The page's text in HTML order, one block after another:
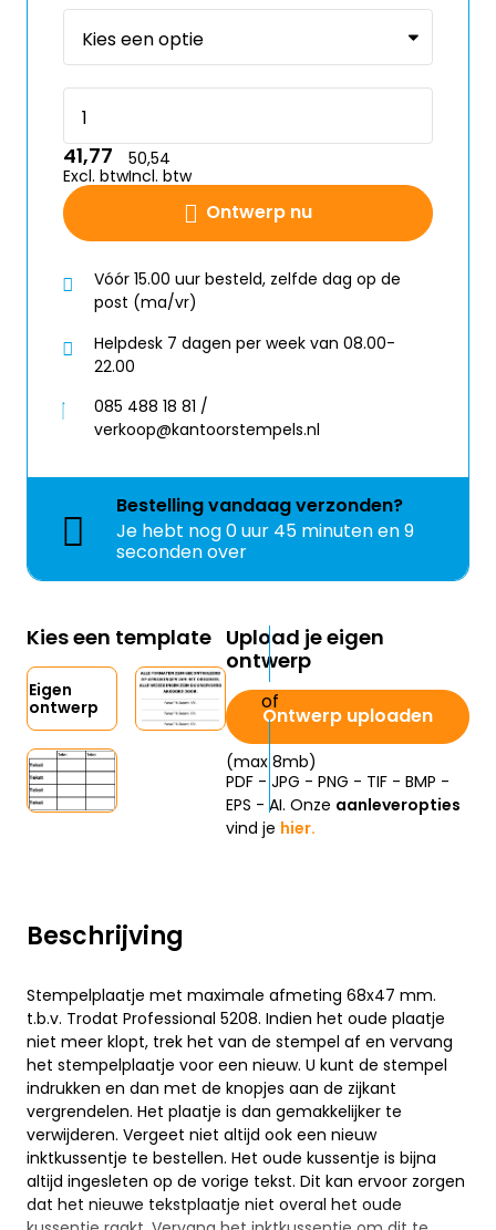
Beschrijving
Stempelplaatje met maximale afmeting 68x47 mm.
t.b.v. Trodat Professional 5208. Indien het oude plaatje
niet meer klopt, trek het van de stempel af en vervang
het stempelplaatje voor een nieuw. U kunt de stempel
indrukken en dan met de knopjes aan de zijkant
vergrendelen. Het plaatje is dan gemakkelijker te
verwijderen. Vergeet niet altijd ook een nieuw
inktkussentje te bestellen. Het oude kussentje is bijna
altijd ingesleten op de vorige tekst. Dit kan ervoor zorgen
dat het nieuwe tekstplaatje niet overal het oude
Ontwerp nu
41,77
Excl. btw
50,54
Incl. btw
Vóór 15.00 uur besteld, zelfde dag op de
post (ma/vr)
Helpdesk 7 dagen per week van 08.00-
22.00
085 488 18 81 /
verkoop@kantoorstempels.nl
Bestellingvandaagverzonden?
Je hebt nog0 uur 45 minuten en 9
seconden over
Kies een template
Eigen
ontwerp
Upload je eigen
ontwerp
Ontwerp uploaden
(max 8mb)
PDF - JPG - PNG - TIF - BMP -
EPS - AI. Onze aanleveropties
vind je hier.